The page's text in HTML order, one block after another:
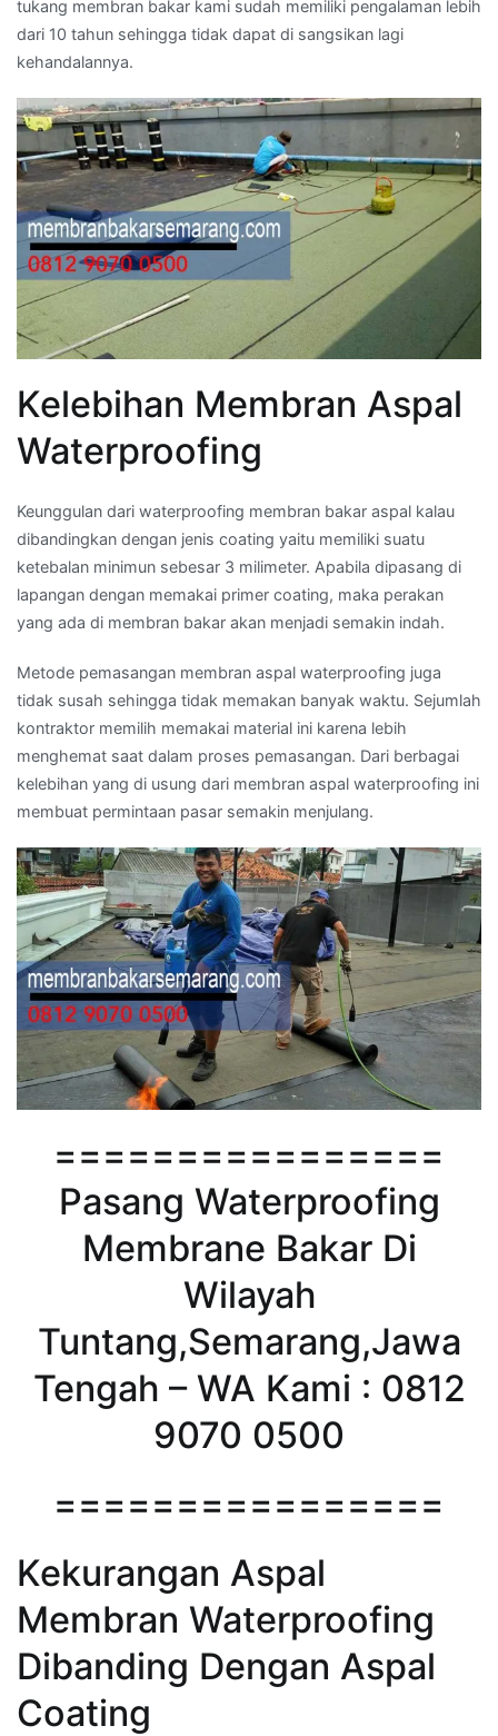
tukang membran bakar kami sudah memiliki pengalaman lebih
dari 10 tahun sehingga tidak dapat di sangsikan lagi
kehandalannya.
Kelebihan Membran Aspal
Waterproofing
Keunggulan dari waterproofing membran bakar aspal kalau
dibandingkan dengan jenis coating yaitu memiliki suatu
ketebalan minimun sebesar 3 milimeter. Apabila dipasang di
lapangan dengan memakai primer coating, maka perakan
yang ada di membran bakar akan menjadi semakin indah.
Metode pemasangan membran aspal waterproofing juga
tidak susah sehingga tidak memakan banyak waktu. Sejumlah
kontraktor memilih memakai material ini karena lebih
menghemat saat dalam proses pemasangan. Dari berbagai
kelebihan yang di usung dari membran aspal waterproofing ini
membuat permintaan pasar semakin menjulang.
================
Pasang Waterproofing
Membrane Bakar Di
Wilayah
Tuntang,Semarang,Jawa
Tengah – WA Kami : 0812
9070 0500
================
Kekurangan Aspal
Membran Waterproofing
Dibanding Dengan Aspal
Coating